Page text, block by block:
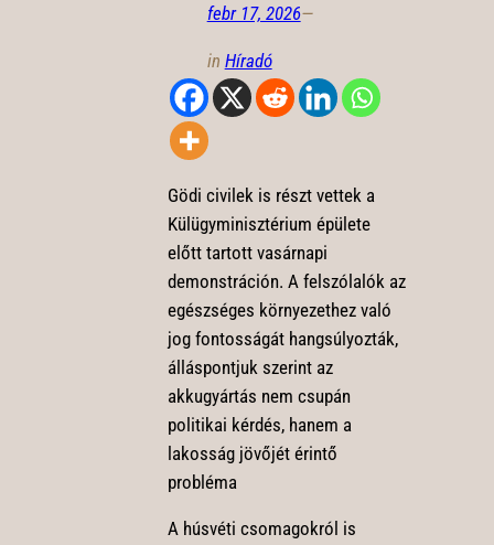
febr 17, 2026—
in Híradó
Gödi civilek is részt vettek a
Külügyminisztérium épülete
előtt tartott vasárnapi
demonstráción. A felszólalók az
egészséges környezethez való
jog fontosságát hangsúlyozták,
álláspontjuk szerint az
akkugyártás nem csupán
politikai kérdés, hanem a
lakosság jövőjét érintő
probléma
A húsvéti csomagokról is